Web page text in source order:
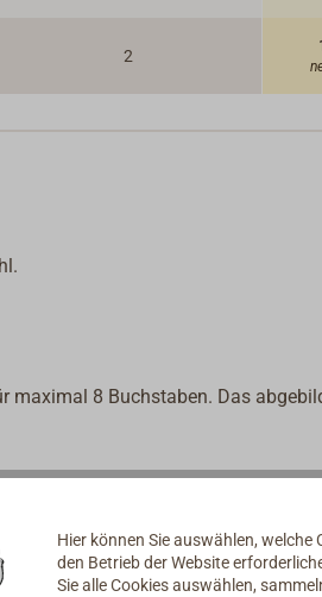
2
maximal 8 Buchstaben. Das
Hier können Sie auswählen,
den Betrieb der Website
Sie alle Cookies auswählen,